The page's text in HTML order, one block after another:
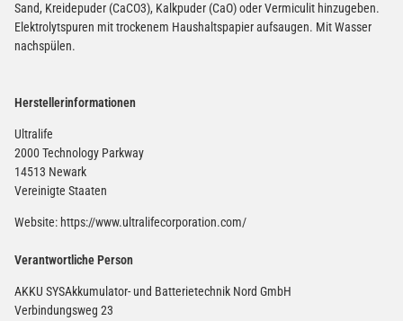
Sand, Kreidepuder (CaCO3), Kalkpuder (CaO) oder Vermiculit hinzugeben.
Elektrolytspuren mit trockenem Haushaltspapier aufsaugen. Mit Wasser
nachspülen.
Herstellerinformationen
Ultralife
2000 Technology Parkway
14513 Newark
Vereinigte Staaten
Website: https://www.ultralifecorporation.com/
Verantwortliche Person
AKKU SYSAkkumulator- und Batterietechnik Nord GmbH
Verbindungsweg 23